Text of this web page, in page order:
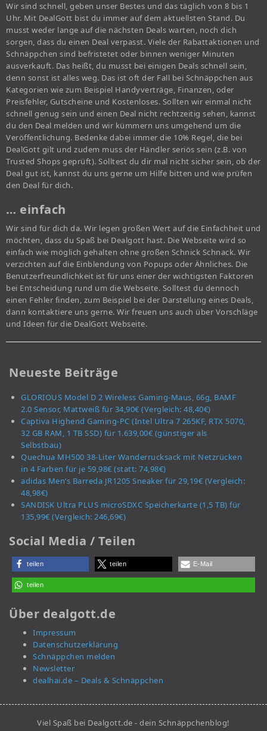
Wir sind schnell, geben unser Bestes und das täglich von 8 bis 1
Uhr. Mit DealGott bist du immer auf dem aktuellsten Stand. Du
musst weder lange auf die nächsten Deals warten, noch dich
sorgen, dass du einen Deal verpasst. Viele der Rabattaktionen und
Schnäppchen sind befristetet oder binnen weniger Minuten
ausverkauft. Das heißt, du musst bei einigen Deals schnell sein,
denn sonst ist alles weg. Das ist oft der Fall bei Schnäppchen aus
Kategorien wie zum Beispiel Handyverträge, Finanzen, oder
Preisfehler, Gutscheine und Kostenloses. Sollten wir einmal nicht
schnell genug sein und einen Deal nicht rechtzeitig sehen, kannst
du den Deal melden und wir kümmern uns umgehend um die
Veröffentlichung. Bedenke dabei immer die 10% Regel, die bei
DealGott gilt und zudem muss der Händler seriös sein (z.B. von
Trusted Shops geprüft). Solltest du dir mal nicht sicher sein, ob der
Deal gut ist, kannst du uns gerne um Hilfe bitten und wie prüfen
den Deal für dich.
… einfach
Wir sind für dich da. Wir legen großen Wert auf die Einfachheit und
möchten, dass du Spaß bei Dealgott hast. Die Webseite wird so
einfach wie möglich gehalten ohne großen Schnick Schnack. Wir
verzichten auf die Einblendung von Popups oder Ähnliches. Die
Benutzerfreundlichkeit ist für uns einer der wichtigsten Faktoren
bei Entscheidung rund um die Webseite. Solltest du dennoch
einen Fehler finden, zum Beispiel bei der Darstellung eines Deals,
dann kontaktiere uns gerne. Wir freuen uns auch über Vorschläge
und Ideen für die DealGott Webseite.
Neueste Beiträge
GLORIOUS Model D 2 Wireless Gaming-Maus, 66g, BAMF
2.0 Sensor, Mattweiß für 34,90€ (Vergleich: 48,40€)
Captiva Highend Gaming-PC (Intel Ultra 7 265KF, RTX 5070,
32 GB RAM, 1 TB SSD) für 1.639,00€ (günstiger als
Selbstbau)
Quechua MH500 38-Liter Wanderrucksack mit Netzrücken
in 4 Farben für je 59,98€ (statt: 74,98€)
adidas Men’s Barreda JR1205 Sneaker für 29,19€ (Vergleich:
48,98€)
SANDISK Ultra PLUS microSDXC Speicherkarte (1,5 TB) für
135,99€ (Vergleich: 246,69€)
Social Media / Teilen
teilen teilen E-Mail
teilen
Über dealgott.de
Impressum
Datenschutzerklärung
Schnäppchen melden
Newsletter
dealhai.de – Deals & Schnäppchen
Viel Spaß bei Dealgott.de - dein Schnäppchenblog!